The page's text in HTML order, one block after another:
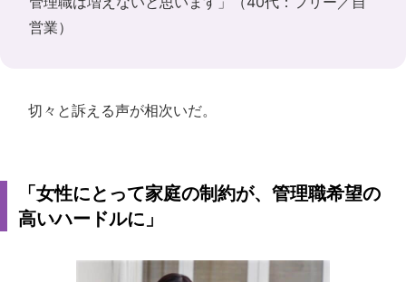
営業）
切々と訴える声が相次いだ。
「女性にとって家庭の制約が、管理職希望の
高いハードルに」